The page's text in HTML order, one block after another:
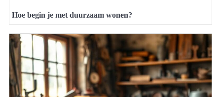
Hoe begin je met duurzaam wonen?